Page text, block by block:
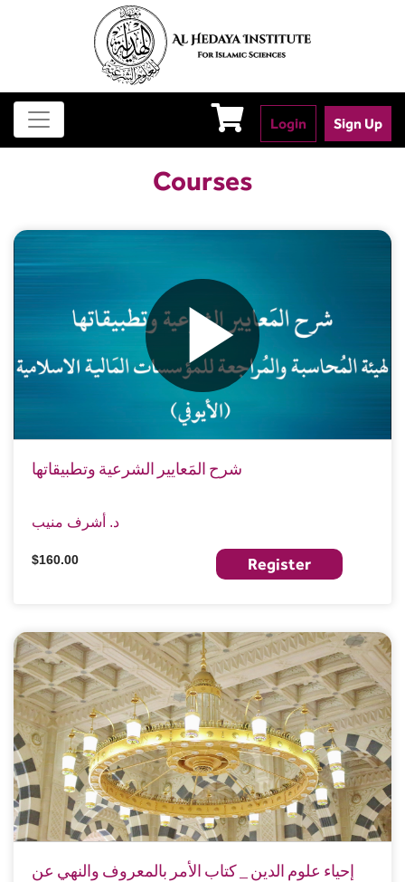
Login Sign Up
Courses
شرح المَعايير الشرعية وتطبيقاتها
د. أشرف منيب
$160.00
إحياء علوم الدين _ كتاب الأمر بالمعروف والنهي عن